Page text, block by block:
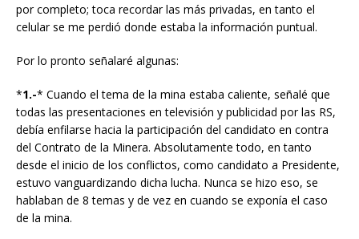
por completo; toca recordar las más privadas, en tanto el
celular se me perdió donde estaba la información puntual.
Por lo pronto señalaré algunas:
*1.-* Cuando el tema de la mina estaba caliente, señalé que
todas las presentaciones en televisión y publicidad por las RS,
debía enfilarse hacia la participación del candidato en contra
del Contrato de la Minera. Absolutamente todo, en tanto
desde el inicio de los conflictos, como candidato a Presidente,
estuvo vanguardizando dicha lucha. Nunca se hizo eso, se
hablaban de 8 temas y de vez en cuando se exponía el caso
de la mina.